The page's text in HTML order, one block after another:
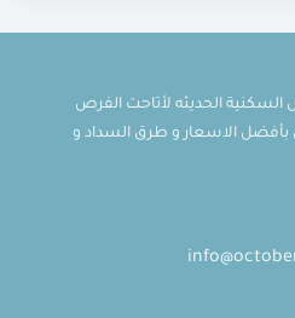
الحديثه لأتاحت الفرص
بأفضل الاسعار و طرق السداد و